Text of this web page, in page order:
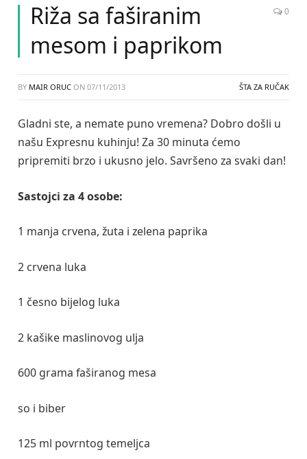
Riža sa faširanim
mesom i paprikom
0
BY MAIR ORUC ON 07/11/2013 ŠTA ZA RUČAK
Gladni ste, a nemate puno vremena? Dobro došli u
našu Expresnu kuhinju! Za 30 minuta ćemo
pripremiti brzo i ukusno jelo. Savršeno za svaki dan!
Sastojci za 4 osobe:
1 manja crvena, žuta i zelena paprika
2 crvena luka
1 česno bijelog luka
2 kašike maslinovog ulja
600 grama faširanog mesa
so i biber
125 ml povrntog temeljca